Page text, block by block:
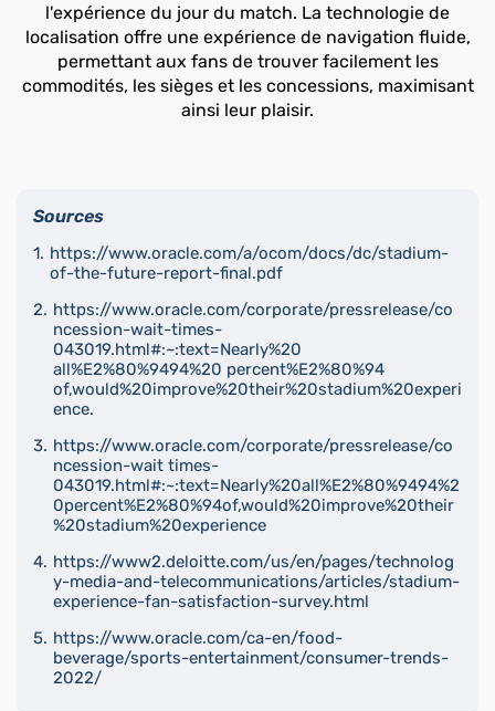
l'expérience du jour du match. La technologie de
localisation offre une expérience de navigation fluide,
permettant aux fans de trouver facilement les
commodités, les sièges et les concessions, maximisant
ainsi leur plaisir.
Sources
https://www.oracle.com/a/ocom/docs/dc/stadium-
of-the-future-report-final.pdf
https://www.oracle.com/corporate/pressrelease/co
ncession-wait-times-
043019.html#:~:text=Nearly%20
all%E2%80%9494%20 percent%E2%80%94
of,would%20improve%20their%20stadium%20experi
ence.
https://www.oracle.com/corporate/pressrelease/co
ncession-wait times-
043019.html#:~:text=Nearly%20all%E2%80%9494%2
0percent%E2%80%94of,would%20improve%20their
%20stadium%20experience
https://www2.deloitte.com/us/en/pages/technolog
y-media-and-telecommunications/articles/stadium-
experience-fan-satisfaction-survey.html
https://www.oracle.com/ca-en/food-
beverage/sports-entertainment/consumer-trends-
2022/